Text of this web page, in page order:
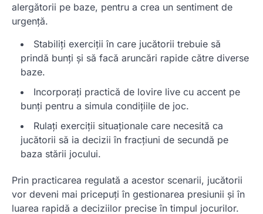
alergătorii pe baze, pentru a crea un sentiment de
urgență.
Stabiliți exerciții în care jucătorii trebuie să
prindă bunți și să facă aruncări rapide către diverse
baze.
Incorporați practică de lovire live cu accent pe
bunți pentru a simula condițiile de joc.
Rulați exerciții situaționale care necesită ca
jucătorii să ia decizii în fracțiuni de secundă pe
baza stării jocului.
Prin practicarea regulată a acestor scenarii, jucătorii
vor deveni mai pricepuți în gestionarea presiunii și în
luarea rapidă a deciziilor precise în timpul jocurilor.